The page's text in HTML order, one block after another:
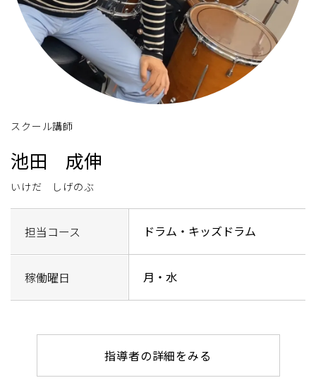
スクール講師
池田 成伸
いけだ しげのぶ
担当コース ドラム・キッズドラム
稼働曜日 月・水
指導者の詳細をみる